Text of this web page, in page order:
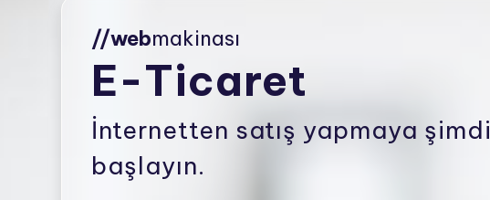
//webmakinası
E-Ticaret
İnternetten satış yapmaya şimdi
başlayın.